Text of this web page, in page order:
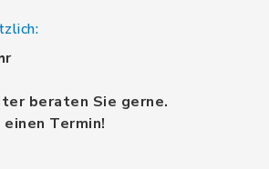
beraten Sie gerne.
Termin!